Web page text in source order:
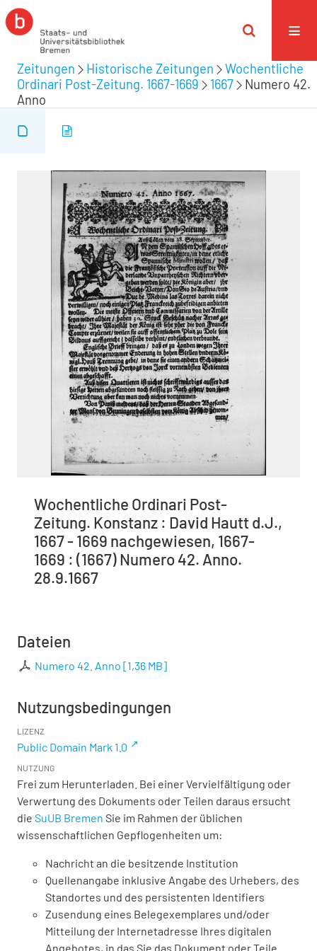
Zeitungen Historische Zeitungen
Wochentliche
Ordinari Post-Zeitung. 1667-1669
1667
Numero 42.
Anno
Wochentliche Ordinari Post-
Zeitung. Konstanz : David Hautt d.J.,
1667 - 1669 nachgewiesen, 1667-
1669 : (1667) Numero 42. Anno.
28.9.1667
Dateien
Numero 42. Anno [1,36 MB]
Nutzungsbedingungen
LIZENZ
Public Domain Mark 1.0
NUTZUNG
Frei zum Herunterladen. Bei einer Vervielfältigung oder
Verwertung des Dokuments oder Teilen daraus ersucht
die SuUB Bremen Sie im Rahmen der üblichen
wissenschaftlichen Gepflogenheiten um:
Nachricht an die besitzende Institution
Quellenangabe inklusive Angabe des Urhebers, des
Standortes und des persistenten Identifiers
Zusendung eines Belegexemplares und/oder
Mitteilung der Internetadresse Ihres digitalen
Angebotes, in das Sie das Dokument oder Teile